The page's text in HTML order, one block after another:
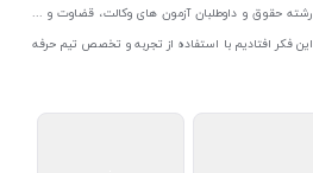
حقوق و داوطلبان آزمون های وکالت، قضاوت و ...
این فکر افتادیم با استفاده از تجربه و تخصص تیم حرفه
ارائه کنیم. به این منظور با راه اندازی و تجهیز